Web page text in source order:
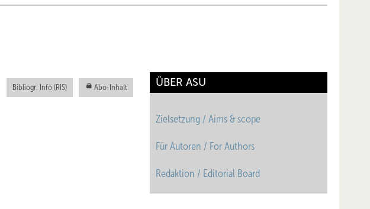
Bibliogr. Info (RIS) Abo-Inhalt ÜBER ASU
Zielsetzung / Aims & scope
Für Autoren / For Authors
Redaktion / Editorial Board